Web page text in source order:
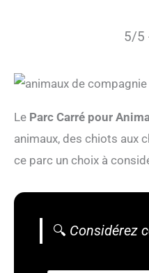
5/5
Le Parc Carré pour
animaux, des chiots aux
ce parc un choix à
🔍 Considérez